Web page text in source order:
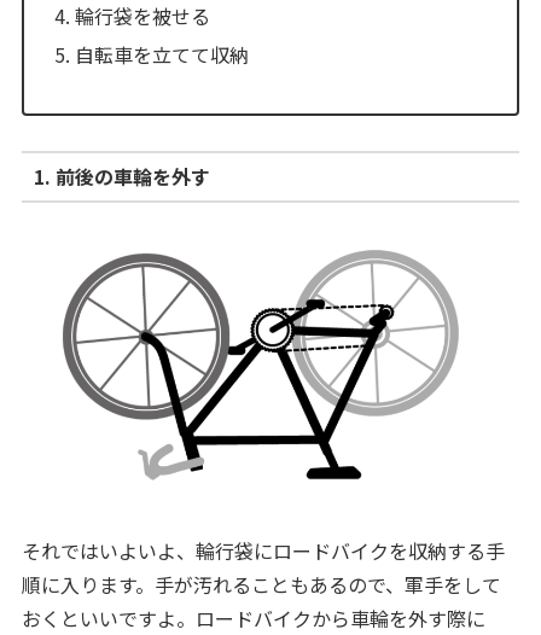
輪行袋を被せる
自転車を立てて収納
1. 前後の車輪を外す
それではいよいよ、輪行袋にロードバイクを収納する手
順に入ります。手が汚れることもあるので、軍手をして
おくといいですよ。ロードバイクから車輪を外す際に